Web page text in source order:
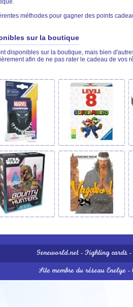
méthodes pour gagner des points
sur la boutique
disponibles sur la boutique, mais bien
afin de ne pas rater le cadeau de vos
Geneworld.net - Fighting cards -
Site membre du réseau Enelye-